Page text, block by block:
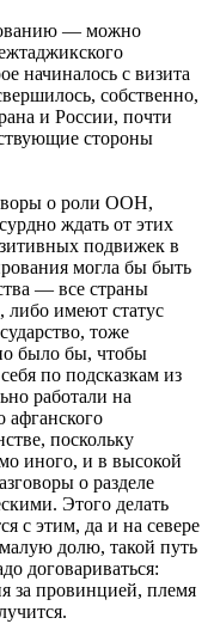
— можно
начиналось с визита
собственно,
и России, почти
стороны
о роли ООН,
ждать от этих
подвижек в
могла бы быть
— все страны
либо имеют статус
тоже
было бы, чтобы
по подсказкам из
работали на
афганского
поскольку
иного, и в высокой
о разделе
Этого делать
с этим, да и на севере
долю, такой путь
договариваться:
за провинцией, племя